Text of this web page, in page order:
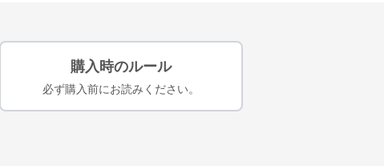
購入時のルール
必ず購入前にお読みください。